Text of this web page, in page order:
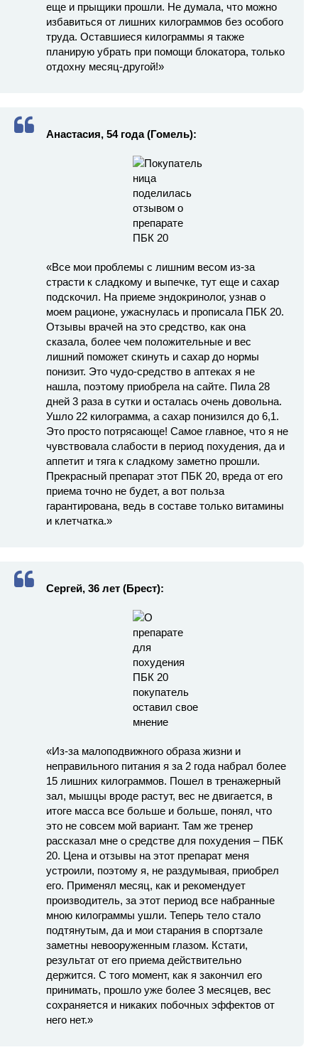
еще и прыщики прошли. Не думала, что можно
избавиться от лишних килограммов без особого
труда. Оставшиеся килограммы я также
планирую убрать при помощи блокатора, только
отдохну месяц-другой!»
Анастасия, 54 года (Гомель):
«Все мои проблемы с лишним весом из-за
страсти к сладкому и выпечке, тут еще и сахар
подскочил. На приеме эндокринолог, узнав о
моем рационе, ужаснулась и прописала ПБК 20.
Отзывы врачей на это средство, как она
сказала, более чем положительные и вес
лишний поможет скинуть и сахар до нормы
понизит. Это чудо-средство в аптеках я не
нашла, поэтому приобрела на сайте. Пила 28
дней 3 раза в сутки и осталась очень довольна.
Ушло 22 килограмма, а сахар понизился до 6,1.
Это просто потрясающе! Самое главное, что я не
чувствовала слабости в период похудения, да и
аппетит и тяга к сладкому заметно прошли.
Прекрасный препарат этот ПБК 20, вреда от его
приема точно не будет, а вот польза
гарантирована, ведь в составе только витамины
и клетчатка.»
Сергей, 36 лет (Брест):
«Из-за малоподвижного образа жизни и
неправильного питания я за 2 года набрал более
15 лишних килограммов. Пошел в тренажерный
зал, мышцы вроде растут, вес не двигается, в
итоге масса все больше и больше, понял, что
это не совсем мой вариант. Там же тренер
рассказал мне о средстве для похудения – ПБК
20. Цена и отзывы на этот препарат меня
устроили, поэтому я, не раздумывая, приобрел
его. Применял месяц, как и рекомендует
производитель, за этот период все набранные
мною килограммы ушли. Теперь тело стало
подтянутым, да и мои старания в спортзале
заметны невооруженным глазом. Кстати,
результат от его приема действительно
держится. С того момент, как я закончил его
принимать, прошло уже более 3 месяцев, вес
сохраняется и никаких побочных эффектов от
него нет.»